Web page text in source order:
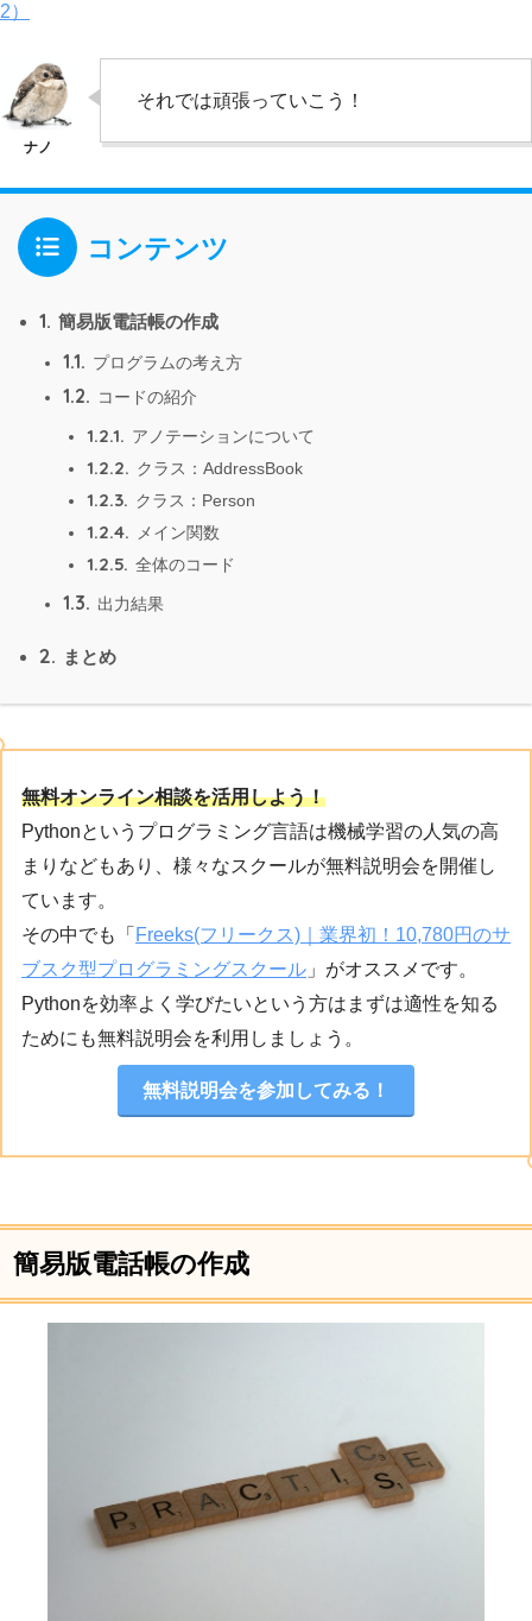
2）
それでは頑張っていこう！
コンテンツ
1. 簡易版電話帳の作成
1.1. プログラムの考え方
1.2. コードの紹介
1.2.1. アノテーションについて
1.2.2. クラス：AddressBook
1.2.3. クラス：Person
1.2.4. メイン関数
1.2.5. 全体のコード
1.3. 出力結果
2. まとめ
無料オンライン相談を活用しよう！
Pythonというプログラミング言語は機械学習の人気の高
まりなどもあり、様々なスクールが無料説明会を開催し
ています。
その中でも「 Freeks(フリークス)｜業界初！10,780円のサ
ブスク型プログラミングスクール 」がオススメです。
Pythonを効率よく学びたいという方はまずは適性を知る
ためにも無料説明会を利用しましょう。
無料説明会を参加してみる！
簡易版電話帳の作成